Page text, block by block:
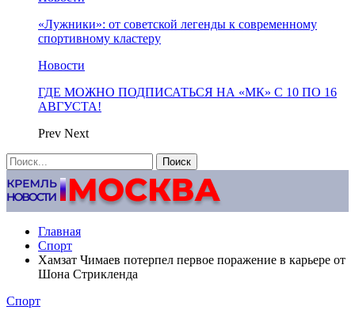
«Лужники»: от советской легенды к современному
спортивному кластеру
Новости
ГДЕ МОЖНО ПОДПИСАТЬСЯ НА «МК» С 10 ПО 16
АВГУСТА!
Prev Next
Главная
Спорт
Хамзат Чимаев потерпел первое поражение в карьере от
Шона Стрикленда
Спорт